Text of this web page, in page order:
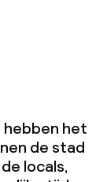
hebben het
de stad
locals,